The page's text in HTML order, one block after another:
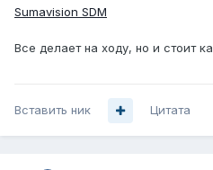
Sumavision SDM
Все делает на ходу, но и стоит
Вставить ник Цитата